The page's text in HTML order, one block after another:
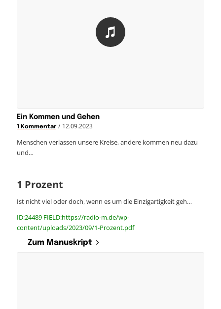
Ein Kommen und Gehen
1 Kommentar / 12.09.2023
Menschen verlassen unsere Kreise, andere kommen neu dazu
und…
1 Prozent
Ist nicht viel oder doch, wenn es um die Einzigartigkeit geh…
ID:24489 FIELD:https://radio-m.de/wp-
content/uploads/2023/09/1-Prozent.pdf
Zum Manuskript